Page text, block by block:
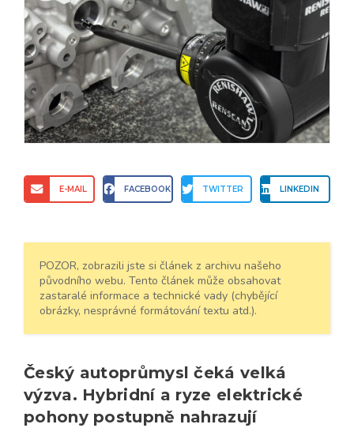
E-MAIL FACEBOOK TWITTER LINKEDIN
POZOR, zobrazili jste si článek z archivu našeho
původního webu. Tento článek může obsahovat
zastaralé informace a technické vady (chybějící
obrázky, nesprávné formátování textu atd.).
Český autoprůmysl čeká velká
výzva. Hybridní a ryze elektrické
pohony postupně nahrazují